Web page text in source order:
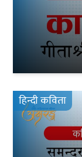
हिन्दी कविता